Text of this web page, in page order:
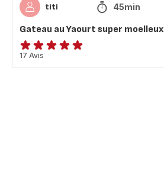
titi 45min
Gateau au Yaourt super moelleux
ratings.4.9
17 Avis